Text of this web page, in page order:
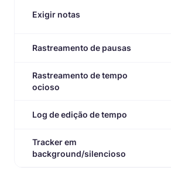
Exigir notas
Rastreamento de pausas
Rastreamento de tempo
ocioso
Log de edição de tempo
Tracker em
background/silencioso